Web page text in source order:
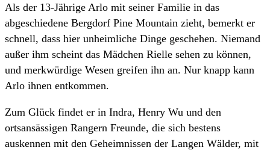
Als der 13-Jährige Arlo mit seiner Familie in das
abgeschiedene Bergdorf Pine Mountain zieht, bemerkt er
schnell, dass hier unheimliche Dinge geschehen. Niemand
außer ihm scheint das Mädchen Rielle sehen zu können,
und merkwürdige Wesen greifen ihn an. Nur knapp kann
Arlo ihnen entkommen.
Zum Glück findet er in Indra, Henry Wu und den
ortsansässigen Rangern Freunde, die sich bestens
auskennen mit den Geheimnissen der Langen Wälder, mit